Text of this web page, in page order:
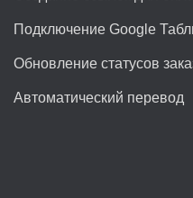
Подключение Google
Обновление статусов
Автоматический перевод